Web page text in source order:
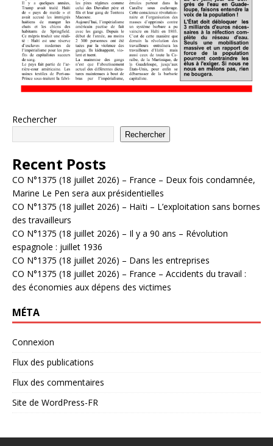
Rechercher
Rechercher
Recent Posts
CO N°1375 (18 juillet 2026) – France – Deux fois condamnée,
Marine Le Pen sera aux présidentielles
CO N°1375 (18 juillet 2026) – Haïti – L’exploitation sans bornes
des travailleurs
CO N°1375 (18 juillet 2026) – Il y a 90 ans – Révolution
espagnole : juillet 1936
CO N°1375 (18 juillet 2026) – Dans les entreprises
CO N°1375 (18 juillet 2026) – France – Accidents du travail :
des économies aux dépens des victimes
MÉTA
Connexion
Flux des publications
Flux des commentaires
Site de WordPress-FR